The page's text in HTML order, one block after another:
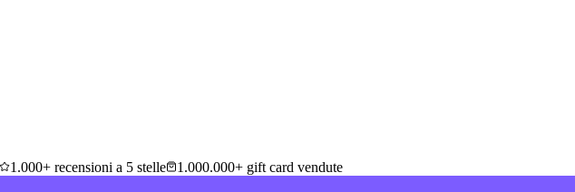
1.000+ recensioni a 5 stelle 1.000.000+ gift card vendute